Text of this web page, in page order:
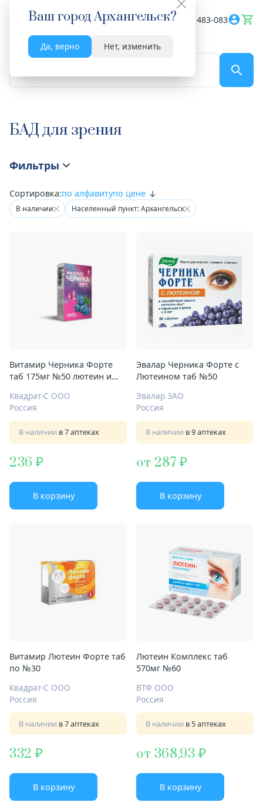
Ваш городАрхангельск?
Да, верно Нет, изменить
Весь сайт 8182 483-083
БАД для зрения
Фильтры
Сортировка:по алфавитупо цене
В наличии Населенный пункт: Архангельск
Витамир Черника Форте
таб 175мг №50 лютеин и
Квадрат-С ООО
Россия
В наличии в 7 аптеках
236
В корзину
Эвалар Черника Форте с
Лютеином таб №50
Эвалар ЗАО
Россия
В наличии в 9 аптеках
от 287
В корзину
Витамир Лютеин Форте таб
по №30
Квадрат-С ООО
Россия
В наличии в 7 аптеках
332
В корзину
Лютеин Комплекс таб
570мг №60
ВТФ ООО
Россия
В наличии в 5 аптеках
от 368,93
В корзину